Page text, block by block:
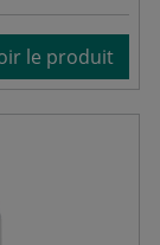
le produit